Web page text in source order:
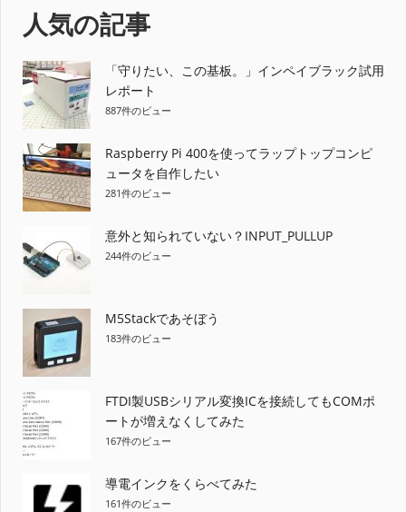
ペ
ー
ジ
送
り
人気の記事
「守りたい、この基板。」インペイブラック試用
レポート
887件のビュー
Raspberry Pi 400を使ってラップトップコンピ
ュータを自作したい
281件のビュー
意外と知られていない？INPUT_PULLUP
244件のビュー
M5Stackであそぼう
183件のビュー
FTDI製USBシリアル変換ICを接続してもCOMポ
ートが増えなくしてみた
167件のビュー
導電インクをくらべてみた
161件のビュー